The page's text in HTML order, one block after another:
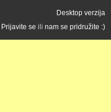
Desktop verzija
Prijavite se ili nam se pridružite :)